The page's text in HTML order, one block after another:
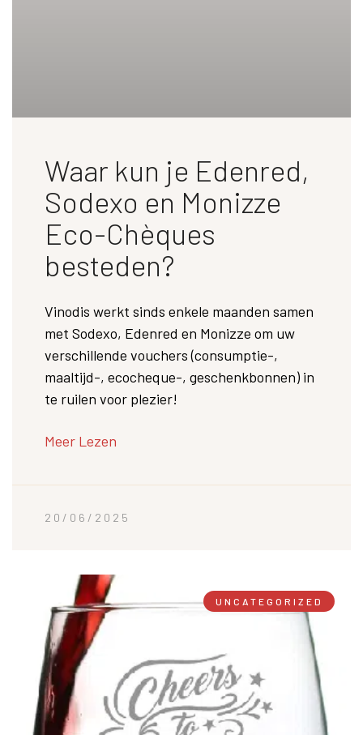
Waar kun je Edenred,
Sodexo en Monizze
Eco-Chèques
besteden?
Vinodis werkt sinds enkele maanden samen
met Sodexo, Edenred en Monizze om uw
verschillende vouchers (consumptie-,
maaltijd-, ecocheque-, geschenkbonnen) in
te ruilen voor plezier!
Meer Lezen
20/06/2025
UNCATEGORIZED